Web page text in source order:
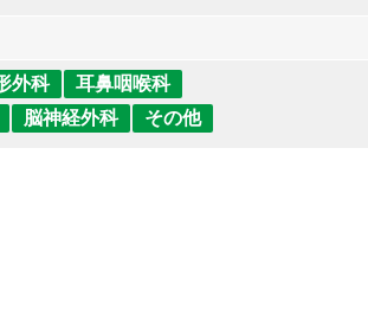
外科
耳鼻咽喉科
脳神経外科
その他